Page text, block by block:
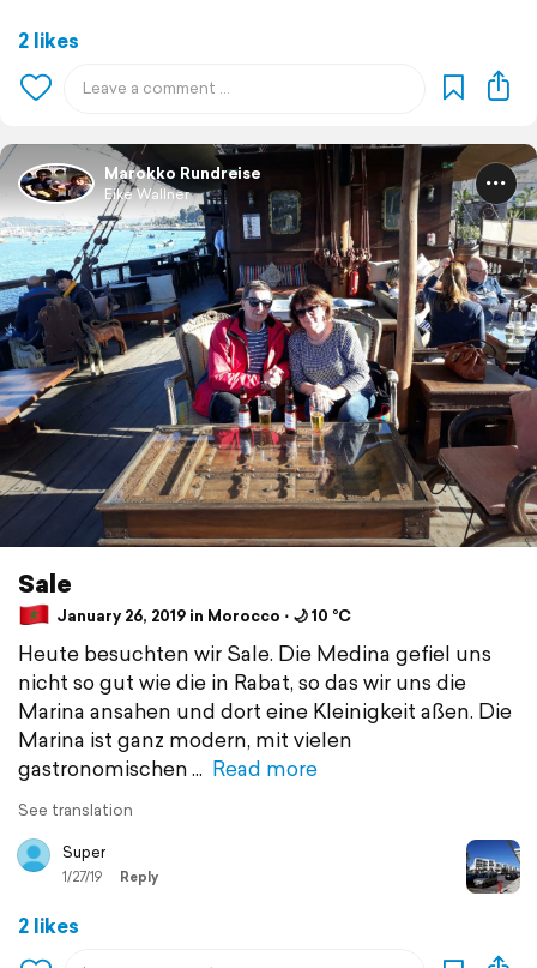
2 likes
Marokko Rundreise
Eike Wallner
Sale
January 26, 2019 in Morocco ⋅ 🌙 10 °C
Heute besuchten wir Sale. Die Medina gefiel uns
nicht so gut wie die in Rabat, so das wir uns die
Marina ansahen und dort eine Kleinigkeit aßen. Die
Marina ist ganz modern, mit vielen
gastronomischen
Read more
See translation
Super
1/27/19 Reply
2 likes